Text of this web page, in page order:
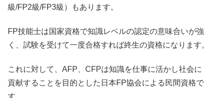
級/FP2級/FP3級）もあります。
FP技能士は国家資格で知識レベルの認定の意味合いが強
く、試験を受けて一度合格すれば終生の資格になります。
これに対して、AFP、CFPは知識を仕事に活かし社会に
貢献することを目的とした日本FP協会による民間資格で